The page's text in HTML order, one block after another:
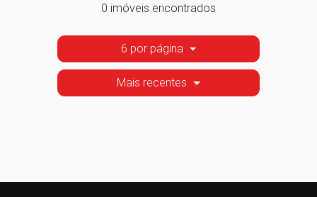
0 imóveis encontrados
6 por página
Mais recentes